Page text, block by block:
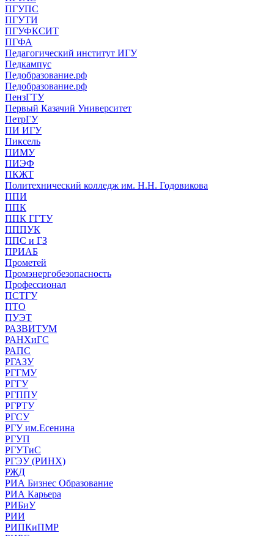
ПГУПС
ПГУТИ
ПГУФКСИТ
ПГФА
Педагогический институт ИГУ
Педкампус
Педобразование.рф
Педобразование.рф
ПензГТУ
Первый Казачий Университет
ПетрГУ
ПИ ИГУ
Пиксель
ПИМУ
ПИЭФ
ПКЖТ
Политехнический колледж им. Н.Н. Годовикова
ППИ
ППК
ППК ГГТУ
ПППУК
ППС и ГЗ
ПРИАБ
Прометей
Промэнергобезопасность
Профессионал
ПСТГУ
ПТО
ПУЭТ
РАЗВИТУМ
РАНХиГС
РАПС
РГАЗУ
РГГМУ
РГГУ
РГППУ
РГРТУ
РГСУ
РГУ им.Есенина
РГУП
РГУТиС
РГЭУ (РИНХ)
РЖД
РИА Бизнес Образование
РИА Карьера
РИБиУ
РИИ
РИПКиПМР